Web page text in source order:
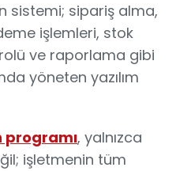
sistemi; sipariş alma,
işlemleri, stok
ve raporlama gibi
yöneten yazılım
, yalnızca
işletmenin tüm